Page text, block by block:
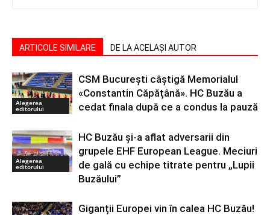
ARTICOLE SIMILARE DE LA ACELAȘI AUTOR
Alegerea
editorului
CSM București câștigă Memorialul
«Constantin Căpățână». HC Buzău a
cedat finala după ce a condus la pauză
Alegerea
editorului
HC Buzău și-a aflat adversarii din
grupele EHF European League. Meciuri
de gală cu echipe titrate pentru „Lupii
Buzăului”
Giganții Europei vin în calea HC Buzău!